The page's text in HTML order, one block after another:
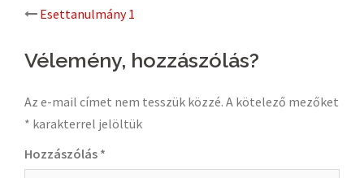
Post
navigation
Esettanulmány 1
Vélemény, hozzászólás?
Az e-mail címet nem tesszük közzé. A kötelező mezőket
* karakterrel jelöltük
Hozzászólás *